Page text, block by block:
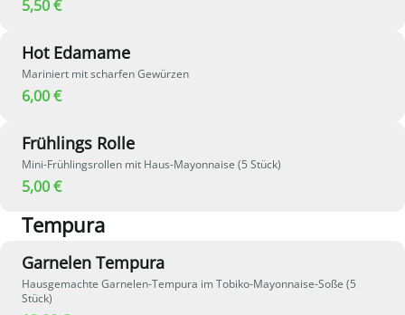
5,50 €
Hot Edamame
Mariniert mit scharfen Gewürzen
6,00 €
Frühlings Rolle
Mini-Frühlingsrollen mit Haus-Mayonnaise (5 Stück)
5,00 €
Tempura
Garnelen Tempura
Hausgemachte Garnelen-Tempura im Tobiko-Mayonnaise-Soße (5
Stück)